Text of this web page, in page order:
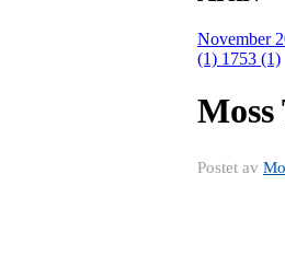
November
(1) 1753 (1)
Postet av